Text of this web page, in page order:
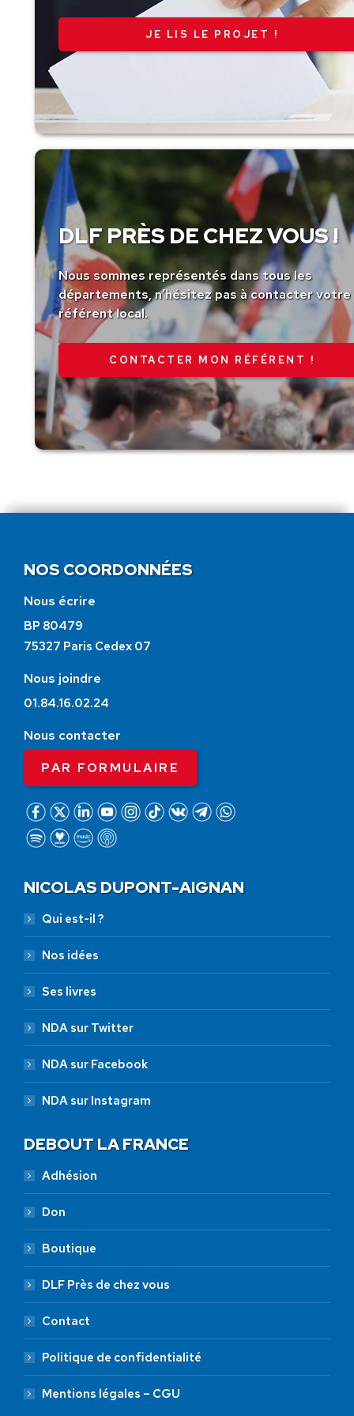
JE LIS LE PROJET !
DLF PRÈS DE CHEZ VOUS !
Nous sommes représentés dans tous les
départements, n’hésitez pas à contacter votre
référent local.
CONTACTER MON RÉFÉRENT !
NOS COORDONNÉES
Nous écrire
BP 80479
75327 Paris Cedex 07
Nous joindre
01.84.16.02.24
Nous contacter
PAR FORMULAIRE
NICOLAS DUPONT-AIGNAN
Qui est-il ?
Nos idées
Ses livres
NDA sur Twitter
NDA sur Facebook
NDA sur Instagram
DEBOUT LA FRANCE
Adhésion
Don
Boutique
DLF Près de chez vous
Contact
Politique de confidentialité
Mentions légales – CGU